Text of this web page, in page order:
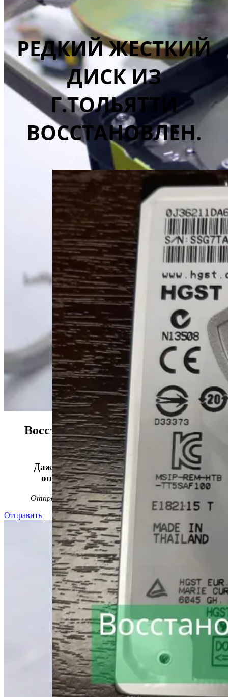
Восстанавливаем данные в 98%
случаев!
Даже, если носитель информации не
определяется, стучит или пищит.
Отправьте заявку набесплатную
Отправить
РЕДКИЙ ЖЕСТКИЙ
ДИСК ИЗ
Г.ТОЛЬЯТТИ
ВОССТАНОВЛЕН.